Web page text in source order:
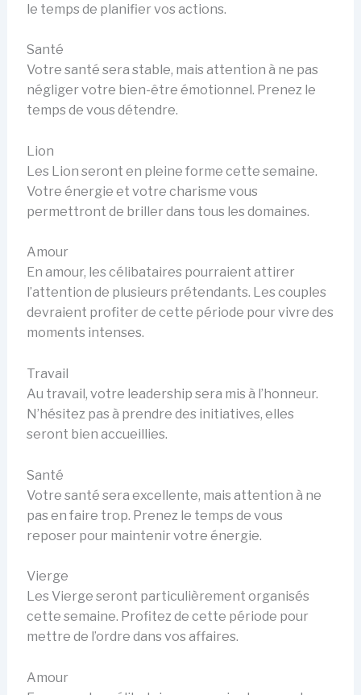
le temps de planifier vos actions.
Santé
Votre santé sera stable, mais attention à ne pas
négliger votre bien-être émotionnel. Prenez le
temps de vous détendre.
Lion
Les Lion seront en pleine forme cette semaine.
Votre énergie et votre charisme vous
permettront de briller dans tous les domaines.
Amour
En amour, les célibataires pourraient attirer
l’attention de plusieurs prétendants. Les couples
devraient profiter de cette période pour vivre des
moments intenses.
Travail
Au travail, votre leadership sera mis à l’honneur.
N’hésitez pas à prendre des initiatives, elles
seront bien accueillies.
Santé
Votre santé sera excellente, mais attention à ne
pas en faire trop. Prenez le temps de vous
reposer pour maintenir votre énergie.
Vierge
Les Vierge seront particulièrement organisés
cette semaine. Profitez de cette période pour
mettre de l’ordre dans vos affaires.
Amour